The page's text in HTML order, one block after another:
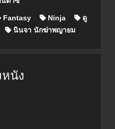
Fantasy Ninja
ดู
นินจา นักฆ่าพญายม
นัง